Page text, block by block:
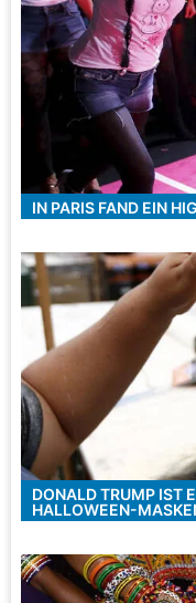
IN PARIS FAND EIN
DONALD TRUMP IST
HALLOWEEN-